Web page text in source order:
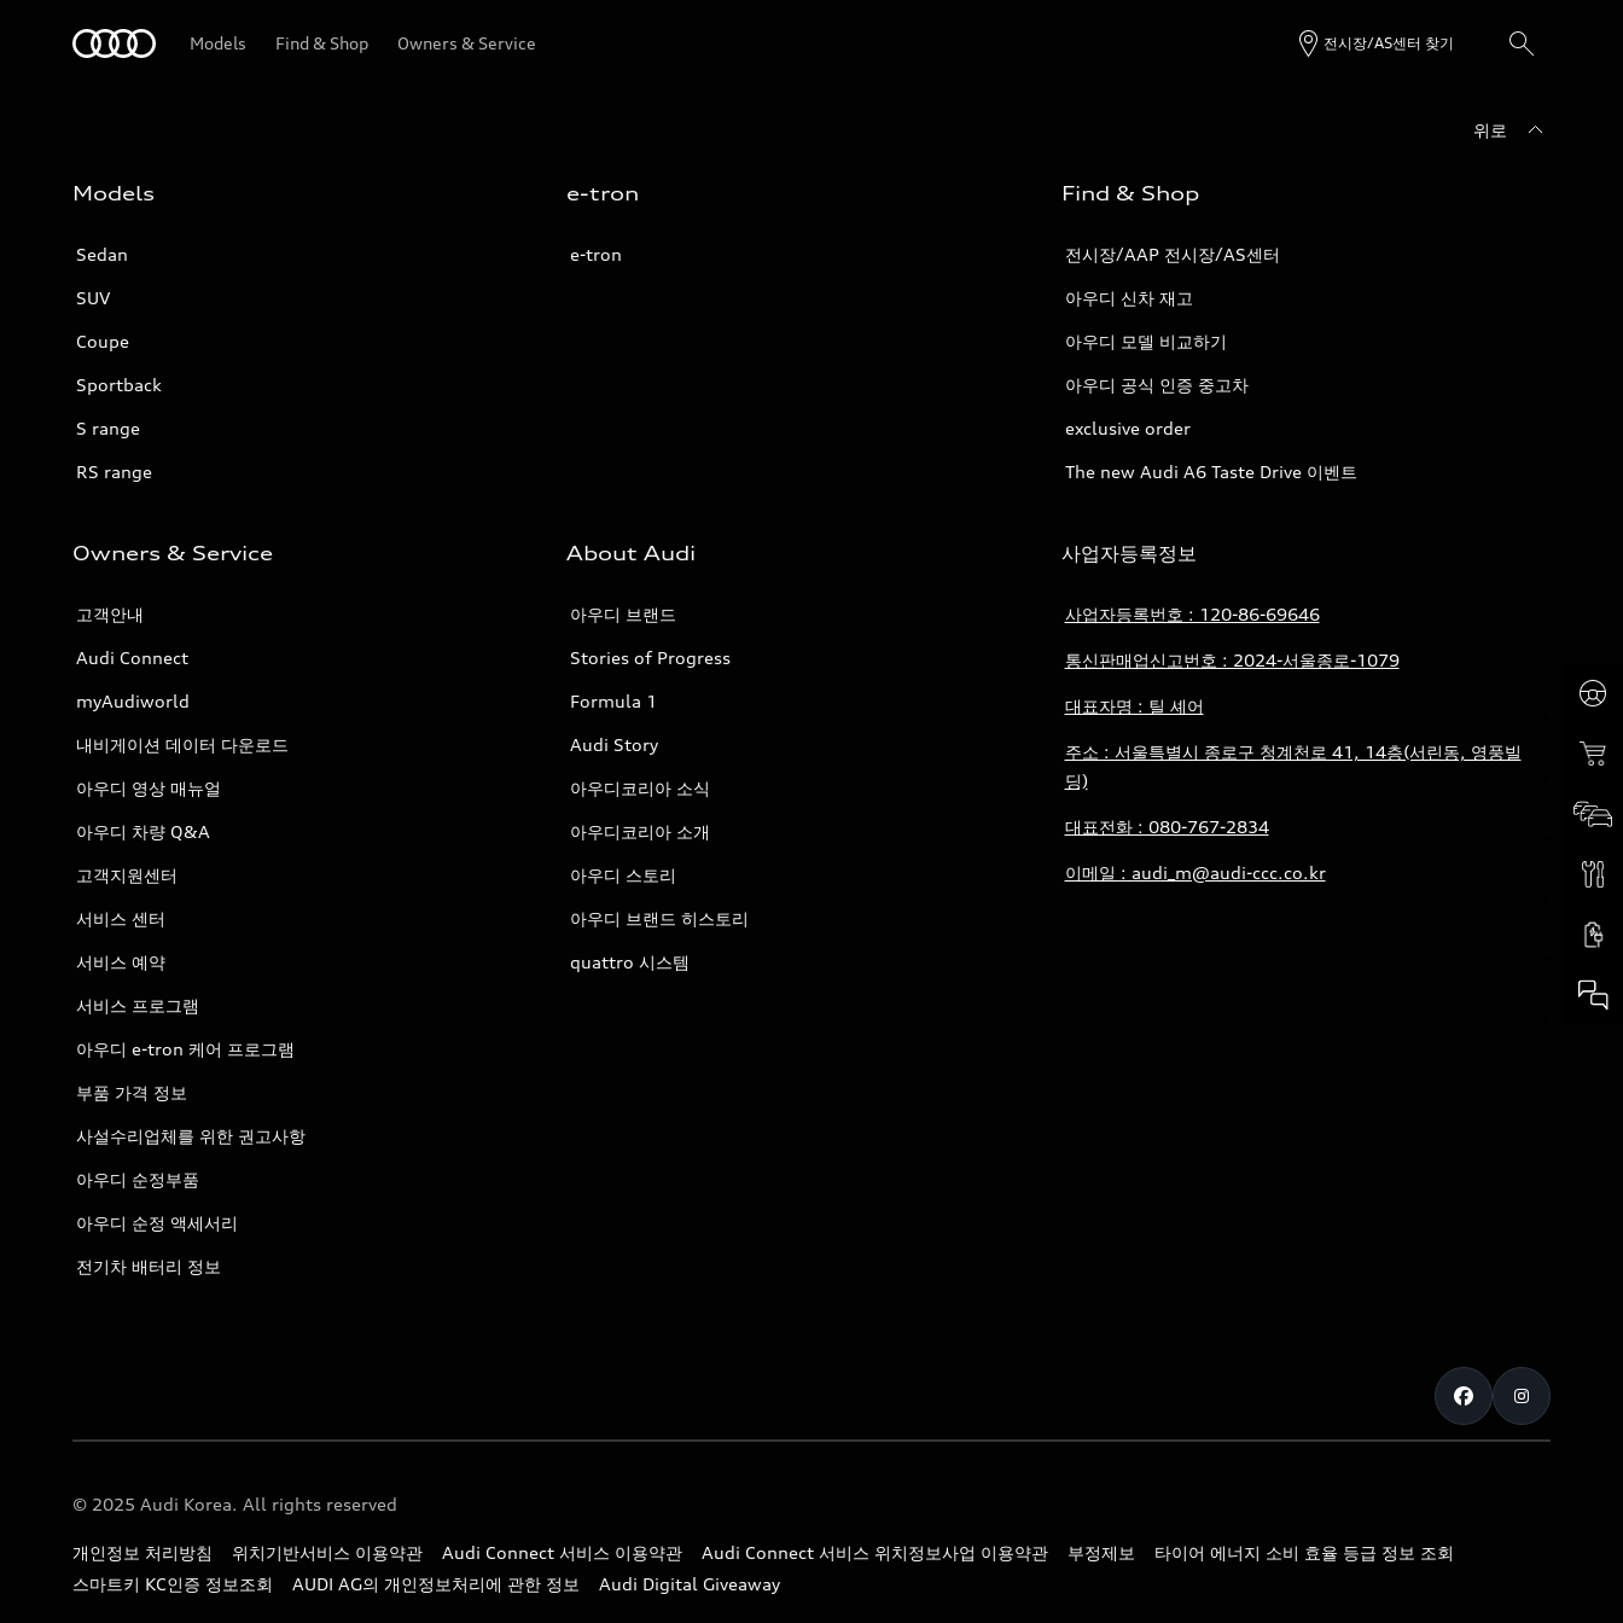
Models Find & Shop Owners & Service 전시장/AS센터 찾기
위로
Models
Sedan
SUV
Coupe
Sportback
S range
RS range
e-tron
e-tron
Find & Shop
전시장/AAP 전시장/AS센터
아우디 신차 재고
아우디 모델 비교하기
아우디 공식 인증 중고차
exclusive order
The new Audi A6 Taste Drive 이벤트
Owners & Service
고객안내
Audi Connect
myAudiworld
내비게이션 데이터 다운로드
아우디 영상 매뉴얼
아우디 차량 Q&A
고객지원센터
서비스 센터
서비스 예약
서비스 프로그램
아우디 e-tron 케어 프로그램
부품 가격 정보
사설수리업체를 위한 권고사항
아우디 순정부품
아우디 순정 액세서리
전기차 배터리 정보
About Audi
아우디 브랜드
Stories of Progress
Formula 1
Audi Story
아우디코리아 소식
아우디코리아 소개
아우디 스토리
아우디 브랜드 히스토리
quattro 시스템
사업자등록정보
사업자등록번호 : 120-86-69646
통신판매업신고번호 : 2024-서울종로-1079
대표자명 : 틸 셰어
주소 : 서울특별시 종로구 청계천로 41, 14층(서린동, 영풍빌
딩)
대표전화 : 080-767-2834
이메일 : audi_m@audi-ccc.co.kr
© 2025 Audi Korea. All rights reserved
개인정보 처리방침 위치기반서비스 이용약관 Audi Connect 서비스 이용약관 Audi Connect 서비스 위치정보사업 이용약관 부정제보
타이어 에너지 소비 효율 등급 정보 조회
스마트키 KC인증 정보조회
AUDI AG의 개인정보처리에 관한 정보 Audi Digital Giveaway